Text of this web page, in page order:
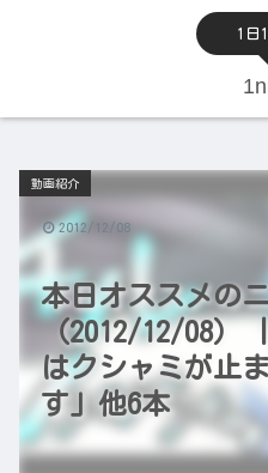
1日
本日オススメの
（2012/12/08
はクシャミが止
す」他6本
動画紹介
2012/12/08